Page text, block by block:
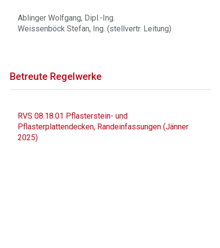
Ablinger Wolfgang, Dipl.-Ing.
Weissenböck Stefan, Ing. (stellvertr. Leitung)
Betreute Regelwerke
RVS 08.18.01 Pflasterstein- und
Pflasterplattendecken, Randeinfassungen (Jänner
2025)